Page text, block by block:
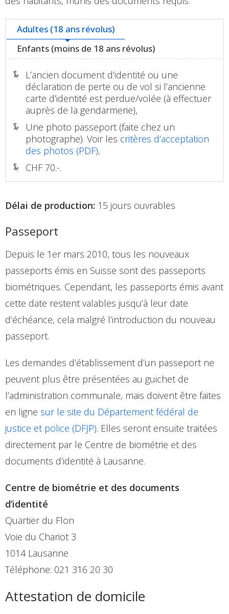
Adultes (18 ans révolus)
Enfants (moins de 18 ans révolus)
L’ancien document d’identité ou une
déclaration de perte ou de vol si l’ancienne
carte d’identité est perdue/volée (à effectuer
auprès de la gendarmerie),
Une photo passeport (faite chez un
photographe). Voir les critères d’acceptation
des photos (PDF),
CHF 70.-.
Délai de production: 15 jours ouvrables
Passeport
Depuis le 1er mars 2010, tous les nouveaux
passeports émis en Suisse sont des passeports
biométriques. Cependant, les passeports émis avant
cette date restent valables jusqu’à leur date
d’échéance, cela malgré l’introduction du nouveau
passeport.
Les demandes d’établissement d’un passeport ne
peuvent plus être présentées au guichet de
l’administration communale, mais doivent être faites
en ligne sur le site du Département fédéral de
justice et police (DFJP). Elles seront ensuite traitées
directement par le Centre de biométrie et des
documents d’identité à Lausanne.
Centre de biométrie et des documents
d’identité
Quartier du Flon
Voie du Chariot 3
1014 Lausanne
Téléphone: 021 316 20 30
Attestation de domicile